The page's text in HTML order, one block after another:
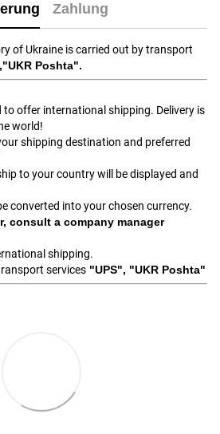
Zahlung
of Ukraine is carried out by transport
Poshta".
to offer international shipping. Delivery is
world!
shipping destination and preferred
to your country will be displayed and
converted into your chosen currency.
consult a company manager
shipping.
services "UPS", "UKR Poshta"